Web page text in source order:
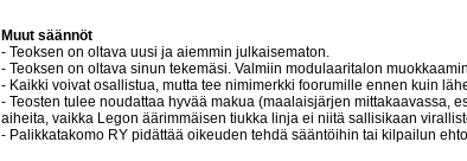
Muut säännöt
- Teoksen on oltava uusi ja aiemmin julkaisematon.
- Teoksen on oltava sinun tekemäsi. Valmiin modulaaritalon
- Kaikki voivat osallistua, mutta tee nimimerkki foorumille ennen kuin
- Teosten tulee noudattaa hyvää makua (maalaisjärjen mittakaavassa,
aiheita, vaikka Legon äärimmäisen tiukka linja ei niitä sallisikaan
- Palikkatakomo RY pidättää oikeuden tehdä sääntöihin tai kilpailun